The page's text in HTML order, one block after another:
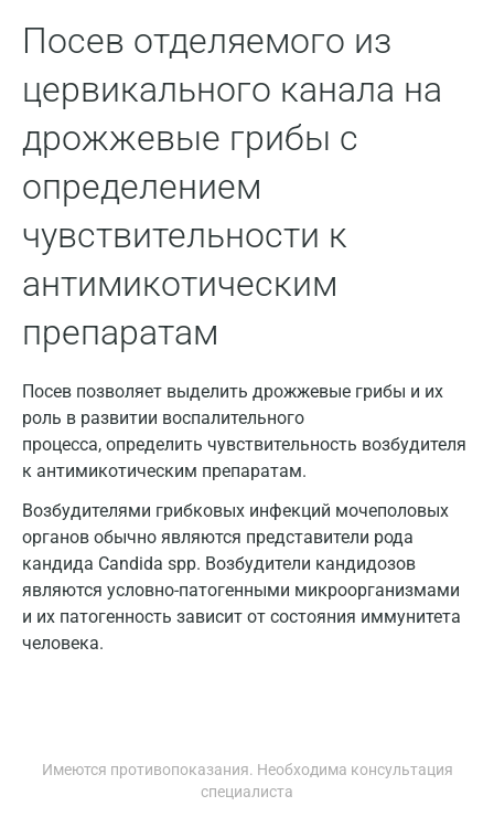
Посев отделяемого из
цервикального канала на
дрожжевые грибы с
определением
чувствительности к
антимикотическим
препаратам
Посев позволяет выделить дрожжевые грибы и их
роль в развитии воспалительного
процесса, определить чувствительность возбудителя
к антимикотическим препаратам.
Возбудителями грибковых инфекций мочеполовых
органов обычно являются представители рода
кандида Candida spp. Возбудители кандидозов
являются условно-патогенными микроорганизмами
и их патогенность зависит от состояния иммунитета
человека.
Голубое
Долгопрудный
Домодедово
Екатеринбург
Жуковский
Зеленоград
Иваново
Ивантеевка
Истра
Йошкар-Ола
Кемерово
Имеются противопоказания. Необходима консультация
специалиста